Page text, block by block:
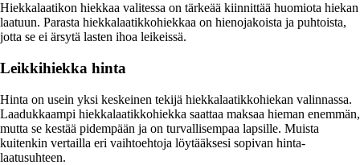
Hiekkalaatikon hiekkaa valitessa on tärkeää kiinnittää huomiota hiekan
laatuun. Parasta hiekkalaatikkohiekkaa on hienojakoista ja puhtoista,
jotta se ei ärsytä lasten ihoa leikeissä.
Leikkihiekka hinta
Hinta on usein yksi keskeinen tekijä hiekkalaatikkohiekan valinnassa.
Laadukkaampi hiekkalaatikkohiekka saattaa maksaa hieman enemmän,
mutta se kestää pidempään ja on turvallisempaa lapsille. Muista
kuitenkin vertailla eri vaihtoehtoja löytääksesi sopivan hinta-
laatusuhteen.